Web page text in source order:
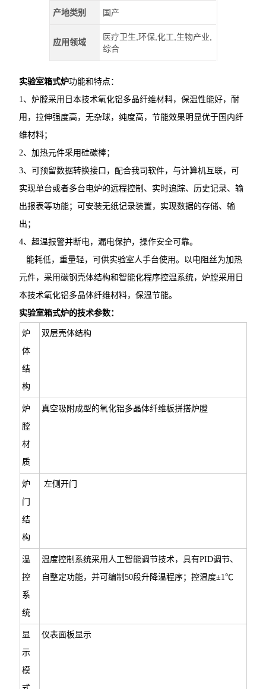
产地类别 国产
应用领域
医疗卫生,环保,化工,生物产业,
综合
实验室箱式炉功能和特点：
1、炉膛采用日本技术氧化铝多晶纤维材料，保温性能好，耐
用，拉伸强度高，无杂球，纯度高，节能效果明显优于国内纤
维材料；
2、加热元件采用硅碳棒；
3、可预留数据转换接口，配合我司软件，与计算机互联，可
实现单台或者多台电炉的远程控制、实时追踪、历史记录、输
出报表等功能；可安装无纸记录装置，实现数据的存储、输
出；
4、超温报警并断电，漏电保护，操作安全可靠。
能耗低，重量轻，可供实验室人手台使用。以电阻丝为加热
元件，采用碳钢壳体结构和智能化程序控温系统，炉膛采用日
本技术氧化铝多晶体纤维材料，保温节能。
实验室箱式炉的技术参数：
炉
体
结
构
双层壳体结构
炉
膛
材
质
真空吸附成型的氧化铝多晶体纤维板拼搭炉膛
炉
门
结
构
左侧开门
温
控
系
统
温度控制系统采用人工智能调节技术，具有PID调节、
自整定功能，并可编制50段升降温程序；控温度±1℃
显
示
模
仪表面板显示